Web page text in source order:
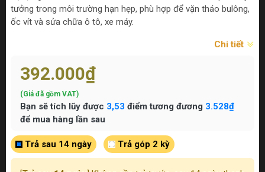
tưởng trong môi trường hạn hẹp, phù hợp để vặn tháo bulông,
ốc vít và sửa chữa ô tô, xe máy.
Chi tiết
392.000₫
(Giá đã gồm VAT)
Bạn sẽ tích lũy được 3,53 điểm tương đương 3.528₫
để mua hàng lần sau
Trả sau 14 ngày Trả góp 2 kỳ